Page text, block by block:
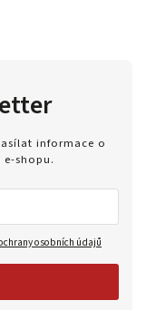
informace o
shopu.
osobních údajů